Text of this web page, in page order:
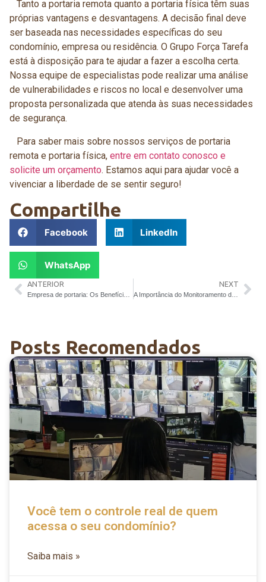
Tanto a portaria remota quanto a portaria física têm suas
próprias vantagens e desvantagens. A decisão final deve
ser baseada nas necessidades específicas do seu
condomínio, empresa ou residência. O Grupo Força Tarefa
está à disposição para te ajudar a fazer a escolha certa.
Nossa equipe de especialistas pode realizar uma análise
de vulnerabilidades e riscos no local e desenvolver uma
proposta personalizada que atenda às suas necessidades
de segurança.
Para saber mais sobre nossos serviços de portaria
remota e portaria física, entre em contato conosco e
solicite um orçamento. Estamos aqui para ajudar você a
vivenciar a liberdade de se sentir seguro!
Compartilhe
Facebook LinkedIn
WhatsApp
ANTERIOR NEXT
A Importância do Monitoramento de Alarme em Condomínios
Posts Recomendados
Você tem o controle real de quem
acessa o seu condomínio?
Saiba mais »